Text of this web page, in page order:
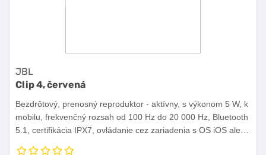
JBL
Clip 4, červená
Bezdrôtový, prenosný reproduktor - aktívny, s výkonom 5 W, k
mobilu, frekvenčný rozsah od 100 Hz do 20 000 Hz, Bluetooth
5.1, certifikácia IPX7, ovládanie cez zariadenia s OS iOS alebo